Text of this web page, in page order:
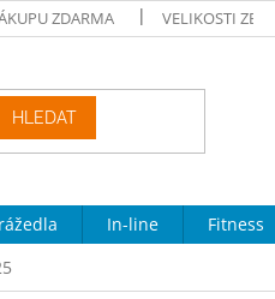
ZDARMA VELIKOSTI ZBOŽÍ
HLEDAT
In-line Fitness